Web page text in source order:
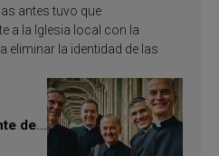
antes tuvo que
a la Iglesia local con la
eliminar la identidad de las
de